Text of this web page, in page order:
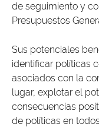
de seguimiento y
Presupuestos
Sus potenciales
identificar políticas
asociados con la
lugar, explotar el
consecuencias
de políticas en